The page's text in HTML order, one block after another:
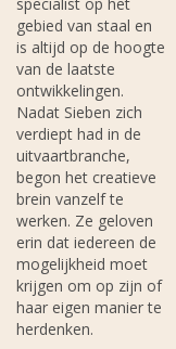
gebied van staal en
is altijd op de hoogte
van de laatste
ontwikkelingen.
Nadat Sieben zich
verdiept had in de
uitvaartbranche,
begon het creatieve
brein vanzelf te
werken. Ze geloven
erin dat iedereen de
mogelijkheid moet
krijgen om op zijn of
haar eigen manier te
herdenken.